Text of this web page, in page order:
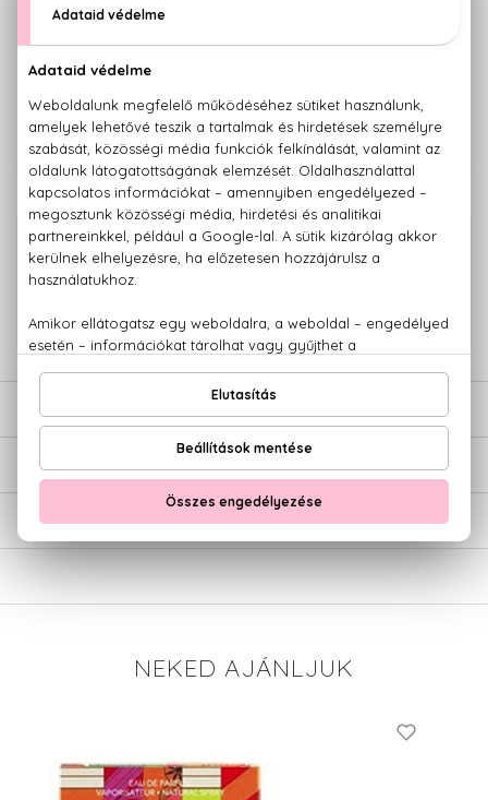
14.060 Ft
33.750 Ft
42.300 Ft
KAPCSOLÓDÓ TERMÉKEK
100% eredeti termékek,14 napos visszaküldési garanciával
779 1926
ÉRTÉKELÉSEK (0)
SZÁLLÍTÁS
NEKED AJÁNLJUK